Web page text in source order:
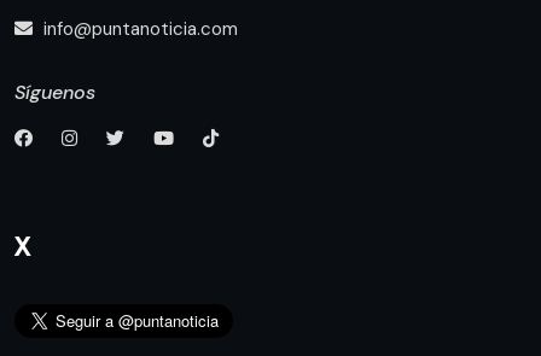
info@puntanoticia.com
Síguenos
X